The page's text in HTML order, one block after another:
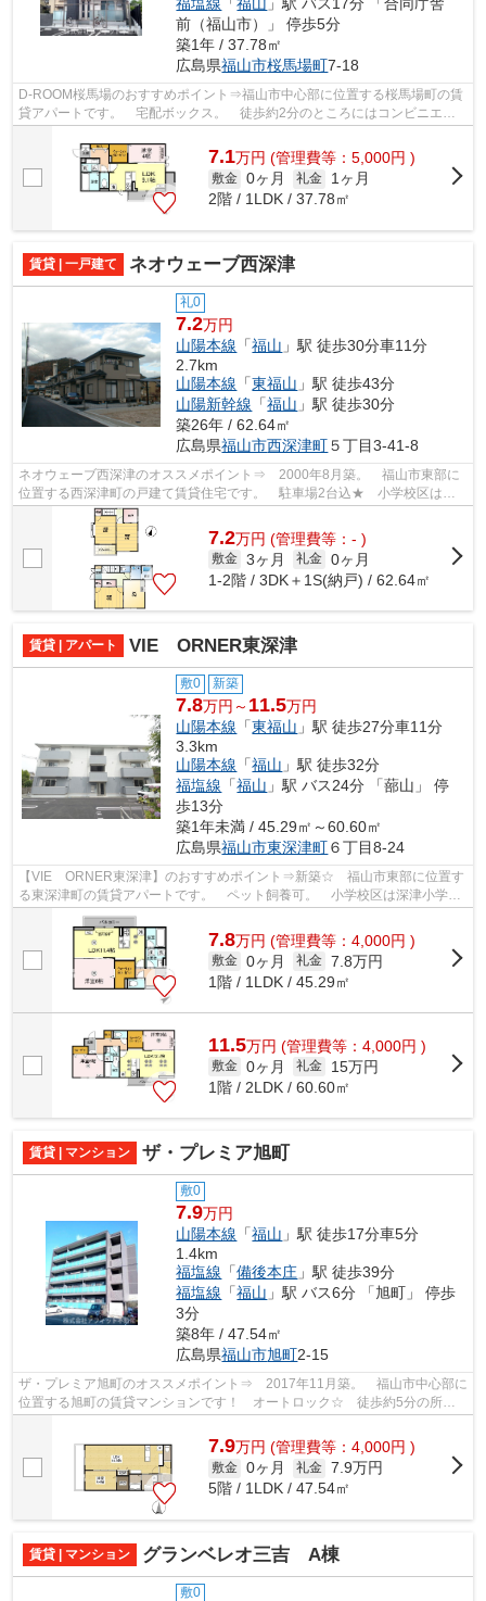
前（福山市）」 停歩5分
築1年 / 37.78㎡
広島県福山市桜馬場町7-18
D-ROOM桜馬場のおすすめポイント⇒福山市中心部に位置する桜馬場町の賃
貸アパートです。 宅配ボックス。 徒歩約2分のところにはコンビニエン
スストアがあり、徒歩約10分のところには...
7.1万円 (管理費等：5,000円 )
敷金 0ヶ月 礼金
1ヶ月
2階 / 1LDK / 37.78㎡
賃貸 | 一戸建て ネオウェーブ西深津
礼0
7.2万円
山陽本線 「福山 」駅 徒歩30分車11分
2.7km
山陽本線 「東福山 」駅 徒歩43分
山陽新幹線 「福山 」駅 徒歩30分
築26年 / 62.64㎡
広島県福山市西深津町５丁目3-41-8
ネオウェーブ西深津のオススメポイント⇒ 2000年8月築。 福山市東部に
位置する西深津町の戸建て賃貸住宅です。 駐車場2台込★ 小学校区は西
深津小学校です。 徒歩約5分のところにコ...
7.2万円 (管理費等：- )
敷金 3ヶ月 礼金 0ヶ月
1-2階 / 3DK＋1S(納戸) / 62.64㎡
賃貸 | アパート VIE ORNER東深津
敷0 新築
7.8万円～ 11.5万円
山陽本線 「東福山 」駅 徒歩27分車11分
3.3km
山陽本線 「福山 」駅 徒歩32分
福塩線 「福山 」駅 バス24分 「蔀山」 停
歩13分
築1年未満 / 45.29㎡～60.60㎡
広島県福山市東深津町６丁目8-24
【VIE ORNER東深津】のおすすめポイント⇒新築☆ 福山市東部に位置す
る東深津町の賃貸アパートです。 ペット飼養可。 小学校区は深津小学校
です！ 徒歩約7分のところにはコンビニエ...
7.8万円 (管理費等：4,000円 )
敷金 0ヶ月 礼金 7.8万円
1階 / 1LDK / 45.29㎡
11.5万円 (管理費等：4,000円 )
敷金 0ヶ月 礼金
15万円
1階 / 2LDK / 60.60㎡
賃貸 | マンション ザ・プレミア旭町
敷0
7.9万円
山陽本線 「福山 」駅 徒歩17分車5分
1.4km
福塩線 「備後本庄 」駅 徒歩39分
福塩線 「福山 」駅 バス6分 「旭町」 停歩
3分
築8年 / 47.54㎡
広島県福山市旭町2-15
ザ・プレミア旭町のオススメポイント⇒ 2017年11月築。 福山市中心部に
位置する旭町の賃貸マンションです！ オートロック☆ 徒歩約5分の所に
スーパーがあるので、毎日のお買い物にと...
7.9万円 (管理費等：4,000円 )
敷金 0ヶ月 礼金 7.9万円
5階 / 1LDK / 47.54㎡
賃貸 | マンション グランベレオ三吉 A棟
敷0